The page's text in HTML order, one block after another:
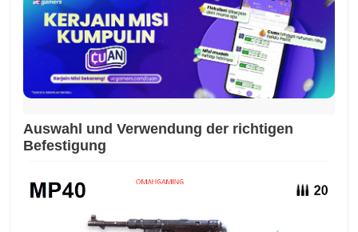
Auswahl und Verwendung der richtigen
Befestigung